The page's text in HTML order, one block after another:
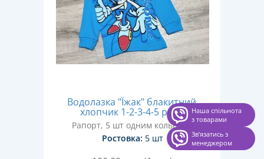
Водолазка "Їжак" блакитний,
хлопчик 1-2-3-4-5 років
Рапорт, 5 шт одним кольором
Ростовка: 5 шт
Наша спільнота
з товарами
Звʼязатись з
менеджером